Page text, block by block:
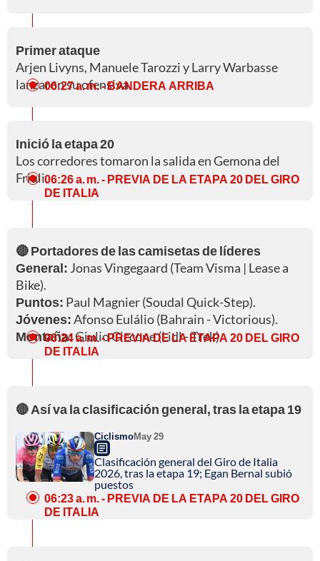
Primer ataque
Arjen Livyns, Manuele Tarozzi y Larry Warbasse
lanzaron su ofensiva.
06:27 a. m.- BANDERA ARRIBA
Inició la etapa 20
Los corredores tomaron la salida en Gemona del
Friuli.06:26 a. m.- PREVIA DE LA ETAPA 20 DEL GIRO
DE ITALIA
🔴 Portadores de las camisetas de líderes
General: Jonas Vingegaard (Team Visma | Lease a
Bike).
Puntos: Paul Magnier (Soudal Quick-Step).
Jóvenes:Afonso Eulálio (Bahrain - Victorious).
Montaña:Giulio Ciccone (Lidl - Trek).
06:24 a. m.- PREVIA DE LA ETAPA 20 DEL GIRO
DE ITALIA
🔴 Así va la clasificación general, tras la etapa 19
CiclismoMay 29
Clasificación general del Giro de Italia
2026, tras la etapa 19; Egan Bernal subió
puestos
06:23 a. m.- PREVIA DE LA ETAPA 20 DEL GIRO
DE ITALIA